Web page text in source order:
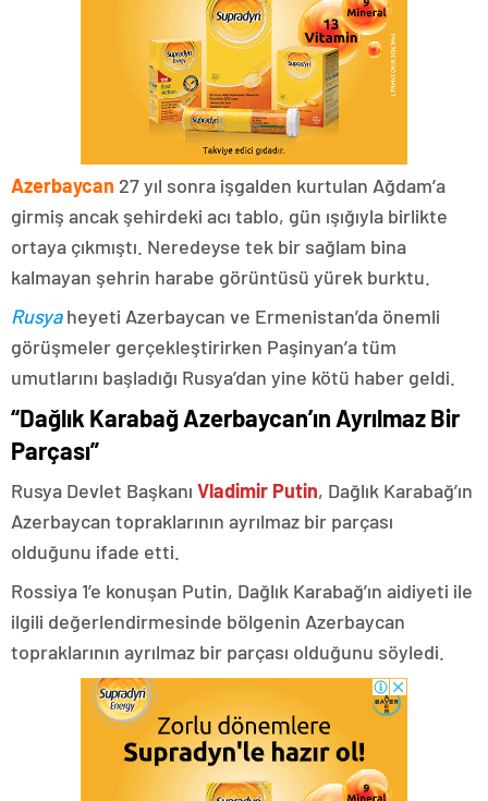
Azerbaycan 27 yıl sonra işgalden kurtulan Ağdam’a
girmiş ancak şehirdeki acı tablo, gün ışığıyla birlikte
ortaya çıkmıştı. Neredeyse tek bir sağlam bina
kalmayan şehrin harabe görüntüsü yürek burktu.
Rusyaheyeti Azerbaycan ve Ermenistan’da önemli
görüşmeler gerçekleştirirken Paşinyan’a tüm
umutlarını başladığı Rusya’dan yine kötü haber geldi.
“Dağlık Karabağ Azerbaycan’ın Ayrılmaz Bir
Parçası”
Rusya Devlet Başkanı Vladimir Putin, Dağlık Karabağ’ın
Azerbaycan topraklarının ayrılmaz bir parçası
olduğunu ifade etti.
Rossiya 1’e konuşan Putin, Dağlık Karabağ’ın aidiyeti ile
ilgili değerlendirmesinde bölgenin Azerbaycan
topraklarının ayrılmaz bir parçası olduğunu söyledi.